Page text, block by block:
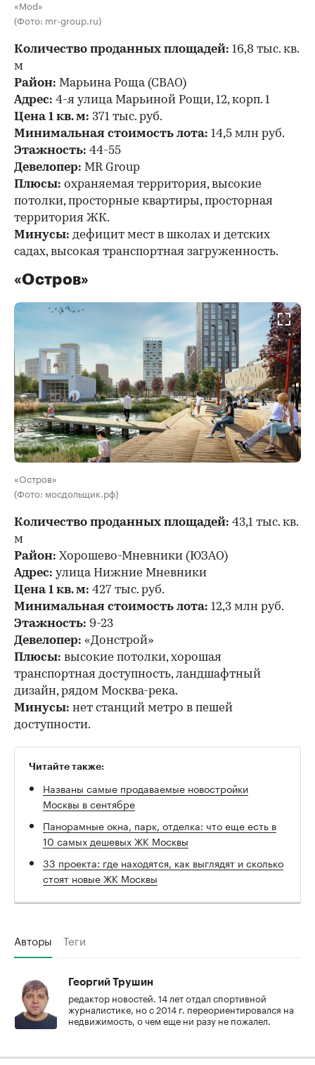
«Mod»
(Фото: mr-group.ru)
Количество проданных площадей: 16,8 тыс. кв.
м
Район: Марьина Роща (СВАО)
Адрес: 4-я улица Марьиной Рощи, 12, корп. 1
Цена 1 кв. м: 371 тыс. руб.
Минимальная стоимость лота: 14,5 млн руб.
Этажность: 44-55
Девелопер: MR Group
Плюсы: охраняемая территория, высокие
потолки, просторные квартиры, просторная
территория ЖК.
Минусы: дефицит мест в школах и детских
садах, высокая транспортная загруженность.
«Остров»
«Остров»
(Фото: мосдольщик.рф)
Количество проданных площадей: 43,1 тыс. кв.
м
Район: Хорошево-Мневники (ЮЗАО)
Адрес: улица Нижние Мневники
Цена 1 кв. м: 427 тыс. руб.
Минимальная стоимость лота: 12,3 млн руб.
Этажность: 9-23
Девелопер: «Донстрой»
Плюсы: высокие потолки, хорошая
транспортная доступность, ландшафтный
дизайн, рядом Москва-река.
Минусы: нет станций метро в пешей
доступности.
Читайте также:
Названы самые продаваемые новостройки
Москвы в сентябре
Панорамные окна, парк, отделка: что еще есть в
10 самых дешевых ЖК Москвы
33 проекта: где находятся, как выглядят и сколько
стоят новые ЖК Москвы
Авторы Теги
Георгий Трушин
редактор новостей. 14 лет отдал спортивной
журналистике, но с 2014 г. переориентировался на
недвижимость, о чем еще ни разу не пожалел.